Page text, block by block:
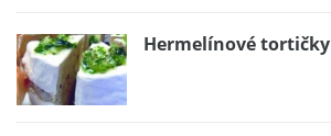
Hermelínové tortičky